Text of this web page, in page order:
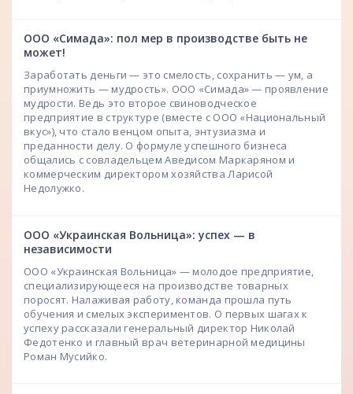
ООО «Симада»: пол мер в производстве быть не
может!
Заработать деньги — это смелость, сохранить — ум, а
приумножить — мудрость». ООО «Симада» — проявление
мудрости. Ведь это второе свиноводческое
предприятие в структуре (вместе с ООО «Национальный
вкус»), что стало венцом опыта, энтузиазма и
преданности делу. О формуле успешного бизнеса
общались с совладельцем Аведисом Маркаряном и
коммерческим директором хозяйства Ларисой
Недолужко.
ООО «Украинская Вольница»: успех — в
независимости
ООО «Украинская Вольница» — молодое предприятие,
специализирующееся на производстве товарных
поросят. Налаживая работу, команда прошла путь
обучения и смелых экспериментов. О первых шагах к
успеху рассказали генеральный директор Николай
Федотенко и главный врач ветеринарной медицины
Роман Мусийко.